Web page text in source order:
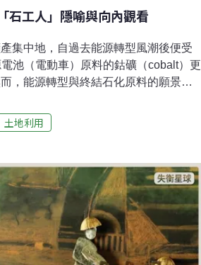
石工人」隱喻與向內觀看
集中地，自過去能源轉型風潮後便受
池（電動車）原料的鈷礦（cobalt）更
，能源轉型與終結石化原料的願景雖
被忽略。同時，當企業大力鼓吹終端
反手隱蔽新能源工業開啟的另一波環
品《礦工人生》（Machini, 2019）為
回被忽略的新能源內在問題。異化、
兩位導演向內觀看剛果本地的能源開
模式來說，不論是能源或其他商品大
式。這種方式，雖
土地利用